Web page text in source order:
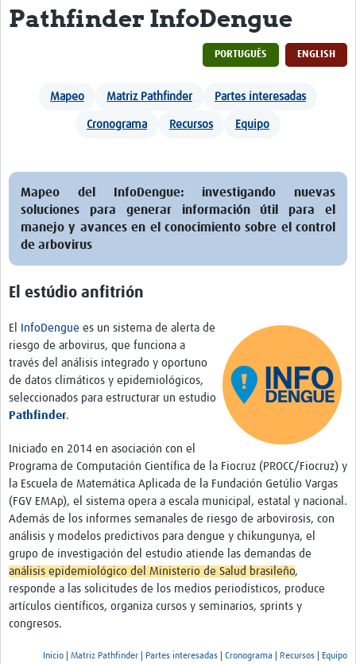
Clubs de Investigación
Webinarios
Twinning
Otras Actividades
Recursos
Crear un Club de Investigación
Preparar Sesiones de Aprendizaje Asistido
Crear Data Clinic
Búsqueda de información en bases … alertas PubMed
eLearning
Desarrollo profesional
Proyectos Pathfinder
Pathfinder Argentina
Pathfinders Brasil
Pathfinder Colombia
Pathfinder Honduras
Pathfinder InfoDengue
PORTUGUÊS ENGLISH
Mapeo Matriz Pathfinder Partes interesadas
Cronograma Recursos Equipo
Mapeo del InfoDengue: investigando nuevas
soluciones para generar información útil para el
manejo y avances en el conocimiento sobre el control
de arbovirus
El estúdio anfitrión
El InfoDengue es un sistema de alerta de
riesgo de arbovirus, que funciona a
través del análisis integrado y oportuno
de datos climáticos y epidemiológicos,
seleccionados para estructurar un estudio
Pathfinder.
Iniciado en 2014 en asociación con el
Programa de Computación Científica de la Fiocruz (PROCC/Fiocruz) y
la Escuela de Matemática Aplicada de la Fundación Getúlio Vargas
(FGV EMAp), el sistema opera a escala municipal, estatal y nacional.
Además de los informes semanales de riesgo de arbovirosis, con
análisis y modelos predictivos para dengue y chikungunya, el
grupo de investigación del estudio atiende las demandas de
análisis epidemiológico del Ministerio de Salud brasileño,
responde a las solicitudes de los medios periodísticos, produce
artículos científicos, organiza cursos y seminarios, sprints y
congresos.
Inicio Matriz Pathfinder Partes interesadas Cronograma Recursos Equipo